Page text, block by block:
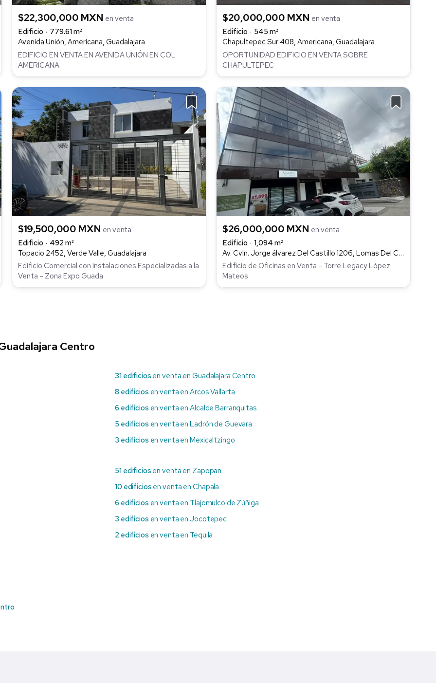
$22,300,000 MXN en venta
Edificio
779.61 m²
Avenida Unión, Americana, Guadalajara
EDIFICIO EN VENTA EN AVENIDA UNIÓN EN COL
AMERICANA
$20,000,000 MXN en venta
Edificio
545 m²
Chapultepec Sur 408, Americana, Guadalajara
OPORTUNIDAD EDIFICIO EN VENTA SOBRE
CHAPULTEPEC
$19,500,000 MXN en venta
Edificio
492 m²
Topacio 2452, Verde Valle, Guadalajara
Edificio Comercial con Instalaciones Especializadas a la
Venta – Zona Expo Guada
$26,000,000 MXN en venta
Edificio
1,094 m²
Av. Cvln. Jorge álvarez Del Castillo 1206, Lomas Del Country, Guadalajara
Edificio de Oficinas en Venta – Torre Legacy López
Mateos
Centro
31 edificios en venta en Guadalajara Centro
8 edificios en venta en Arcos Vallarta
6 edificios en venta en Alcalde Barranquitas
5 edificios en venta en Ladrón de Guevara
3 edificios en venta en Mexicaltzingo
51 edificios en venta en Zapopan
10 edificios en venta en Chapala
6 edificios en venta en Tlajomulco de Zúñiga
3 edificios en venta en Jocotepec
2 edificios en venta en Tequila